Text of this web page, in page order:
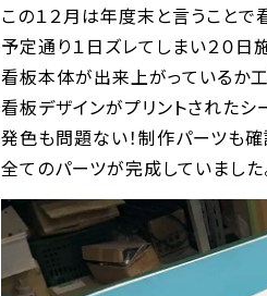
この１２月は年度末と言うことで
予定通り１日ズレてしまい２０日
看板本体が出来上がっているか
看板デザインがプリントされたシ
発色も問題ない！制作パーツも確
全てのパーツが完成していました